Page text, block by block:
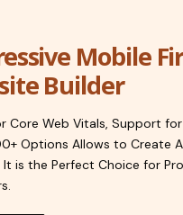
Mobile
Builder
Core Web Vitals, Support
Options Allows to Create
It is the Perfect Choice for